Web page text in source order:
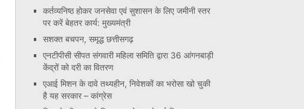
कर्तव्यनिष्ठ होकर जनसेवा एवं सुशासन के लिए जमीनी स्तर
पर करें बेहतर कार्य: मुख्यमंत्री
सशक्त बचपन, समृद्ध छत्तीसगढ़
एनटीपीसी सीपत संगवारी महिला समिति द्वारा 36 आंगनबाड़ी
केंद्रों को दरी का वितरण
एआई मिशन के दावे तथ्यहीन, निवेशकों का भरोसा खो चुकी
है यह सरकार – कांग्रेस